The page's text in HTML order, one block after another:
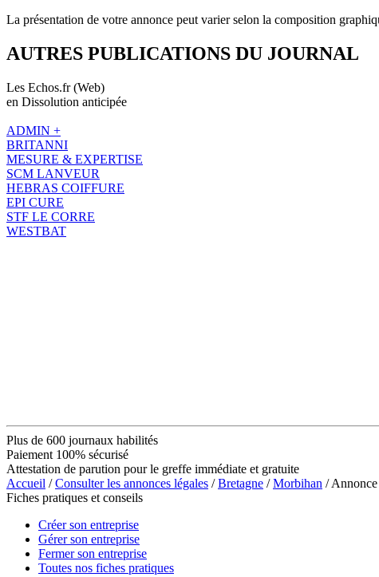
La présentation de votre annonce peut varier selon la composition
AUTRES PUBLICATIONS DU JOURNAL
Les Echos.fr (Web)
en Dissolution anticipée
ADMIN +
BRITANNI
MESURE & EXPERTISE
SCM LANVEUR
HEBRAS COIFFURE
EPI CURE
STF LE CORRE
WESTBAT
Plus de 600 journaux habilités
Paiement 100% sécurisé
Attestation de parution pour le greffe immédiate et gratuite
Accueil /Consulter les annonces légales /Bretagne /Morbihan /
Fiches pratiques et conseils
Créer son entreprise
Gérer son entreprise
Fermer son entreprise
Toutes nos fiches pratiques